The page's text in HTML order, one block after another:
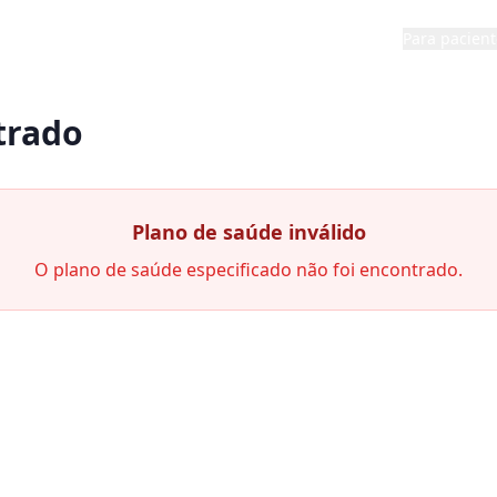
Plano de saúde inválido
O plano de saúde especificado não foi encontrado.